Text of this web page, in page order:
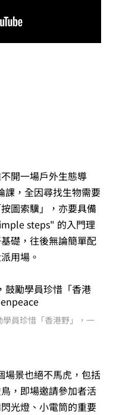
開一場戶外生態導
課，全因尋找生物需要
圖索驥」，亦要具備
steps" 的入門理
礎，往後無論簡單配
用場。
員珍惜「香港野」，一
場景也絕不馬虎，包括
，即場邀請參加者活
光燈、小電筒的重要